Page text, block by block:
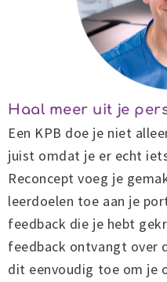
Haal meer uit je
Een KPB doe je niet
juist omdat je er echt
Reconcept voeg je
leerdoelen toe aan je
feedback die je hebt
feedback ontvangt over
dit eenvoudig toe om je